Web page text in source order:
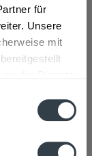
für
Unsere
mit
Städten,